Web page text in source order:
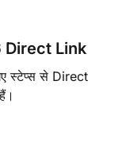
Direct Link
गए स्टेप्स से Direct